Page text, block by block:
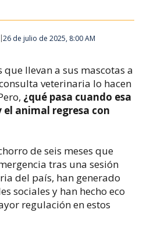
26 de julio de 2025, 8:00 AM
llevan a sus mascotas a
veterinaria lo hacen
¿qué pasa cuando esa
animal regresa con
de seis meses que
tras una sesión
del país, han generado
sociales y han hecho eco
regulación en estos